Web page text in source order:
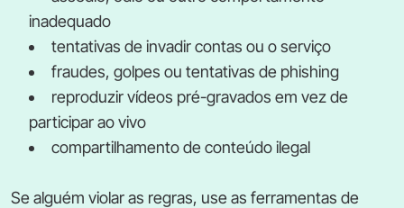
inadequado
tentativas de invadir contas ou o serviço
fraudes, golpes ou tentativas de phishing
reproduzir vídeos pré-gravados em vez de
participar ao vivo
compartilhamento de conteúdo ilegal
Se alguém violar as regras, use as ferramentas de